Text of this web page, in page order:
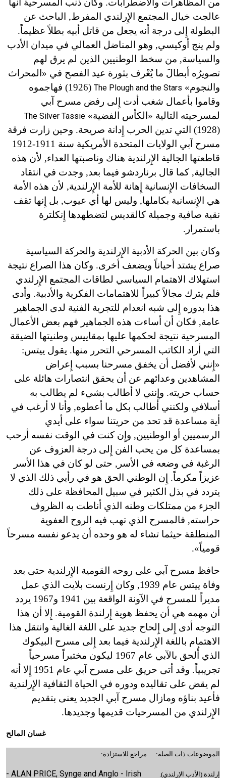
من المظاهرات والاضطرابات. وكان ذنب المسرحية أنها
عالجت خيال المجتمع الإِرلندي المفرط, الباحث عن
البطولة إِلى درجة أنه يجعل من قاتل أبيه بطلاً عظيماً.
ولم ينج أوكيسي, وهو المناضل العمالي في ميدان الأدب
والسياسة, من سخط الوطنيين الذين لم يرق لهم
تصويرُه أبطالَ ما يُعْرف بثورة عيد الفصح في «المحراث
والنجوم» The Plough and the Stars
(1926) فهاجموه
وقاموا بأعمال شغب أدت إِلى رفض مسرح آبي
لمسرحيته التالية «الكأس الفضية» The Silver Tassie
(1928) التي تدين الحرب إِدانة صريحة. وحين زارت فرقة
مسرح آبي الولايات المتحدة الأمريكية سنة 1911
-
1912
قاطعتها الجالية الإِرلندية هناك وناصبتها العداء, لأن هذه
الجالية, كما قال برناردشو فيما بعد, وجدت في انتقاد
السخافات الإِنسانية إِهانة للأمة الإِرلندية, لأن هذه الأمة
هي الإِنسانية بكاملها, وليس لها أي عيوب, بل إِنها تقف
نقية صافية وجميلة كالقديس لتضطهدها إِنكلترة
باستمرار.
وكان بين الحركة الأدبية الإِرلندية والحركة السياسية
صراع يشتد أحياناً ويضعف أخرى. وكان هذا الصراع نتيجة
استهلاك الاهتمام السياسي لطاقات المجتمع الإِرلندي
فلم يترك مجالاً كبيراً للاهتمامات الفكرية والأدبية. وأدى
هذا بدوره إِلى شبه انعدام للتجربة الفنية لدى الجماهير
عامة, فكان أن أساءت هذه الجماهير فهم بعض الأعمال
المسرحية نتيجة لحكمها عليها بمقاييس وطنيتها الضيقة
التي أراد الكاتب المسرحي التحرر منها. يقول ييتس:
«إِنني لأفضل أن يخفق مسرحنا بسبب إِعراض
المشاهدين وعدائهم عن أن يحقق انتصارات هائلة على
حساب حريته. وإِنني لا أطالب بشيء لم يطالب به
أسلافي ولكنني أطالب بكل ما أعطوه, وأنا لا أرغب في
أية مساعدة قد تحد من حريتنا سواء على أيدي
الرسميين أو الوطنيين, وإِن كنت في الوقت نفسه أرحب
بمساعدة كل من يحب الفن إِلى درجة العزوف عن
الرغبة في وضعه في الأسر, حتى لو كان في هذا الأسر
عزيزاً مكرماً. إِن الوطني الحق هو في رأيي ذلك الذي لا
يتردد في بذل الكثير في سبيل المحافظة على ذلك
الجزء من ممتلكات وطنه الذي أناطت به الظروف
حراسته, فالمسرح الذي تهب فيه الروح العفوية
المنطلقة حيثما تشاء له هو وحده أن يدعو نفسه مسرحاً
قومياً».
حافظ مسرح آبي على روحه القومية الإِرلندية حتى بعد
وفاة ييتس عام 1939, وكان إِرنست بلايت الذي عمل
مديراً للمسرح في الآونة الواقعة بين 1941 و1967 يردد
أن مهمه هي أن يحفظ هوية إِرلندة القومية. إِلا أن هذا
التوجه أدى إِلى إِلحاح جديد على اللغة الغالية وانتقل هذا
الاهتمام باللغة الإِرلندية فيما بعد إِلى مسرح البيكوك
الذي أُلحق بالآبي عام 1967 ليكون مختبراً مسرحياً
تجريبياً. وقد أتى حريق على مسرح آبي عام 1951 إِلا أنه
لم يقض على تقاليده ودوره في الحياة الثقافية الإِرلندية
فأعيد بناؤه ومازال مسرح آبي الجديد يعنى بتقديم
الإِرلندي من المسرحيات قديمها وجديدها.
غسان المالح
الموضوعات ذات الصلة:
إِرلندة (الأدب الإِرلندي).
مراجع للاستزادة:
- ALAN PRICE, Synge and Anglo - Irish